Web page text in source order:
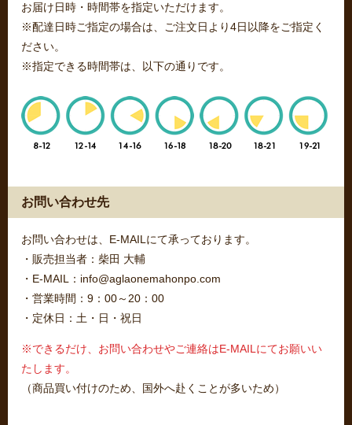
お届け日時・時間帯を指定いただけます。
※配達日時ご指定の場合は、ご注文日より4日以降をご指定く
ださい。
※指定できる時間帯は、以下の通りです。
お問い合わせ先
お問い合わせは、E-MAILにて承っております。
・販売担当者：柴田 大輔
・E-MAIL：info@aglaonemahonpo.com
・営業時間：9：00～20：00
・定休日：土・日・祝日
※できるだけ、お問い合わせやご連絡はE-MAILにてお願いい
たします。
（商品買い付けのため、国外へ赴くことが多いため）